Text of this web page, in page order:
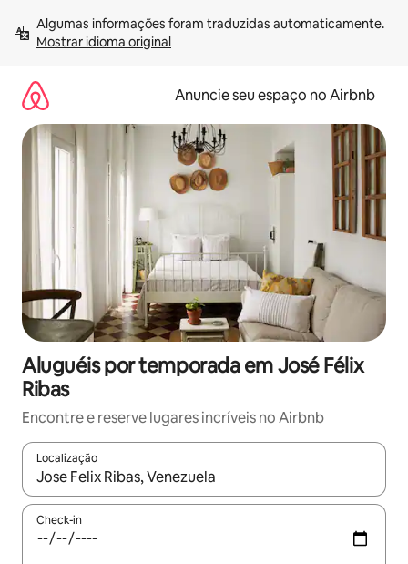
para
Mostrar idioma original
Anuncie seu espaço no Airbnb
Aluguéis por temporada em José Félix
Ribas
Encontre e reserve lugares incríveis no Airbnb
Localização
Quando os resultados estiverem disponíveis, explore-os
Check-in